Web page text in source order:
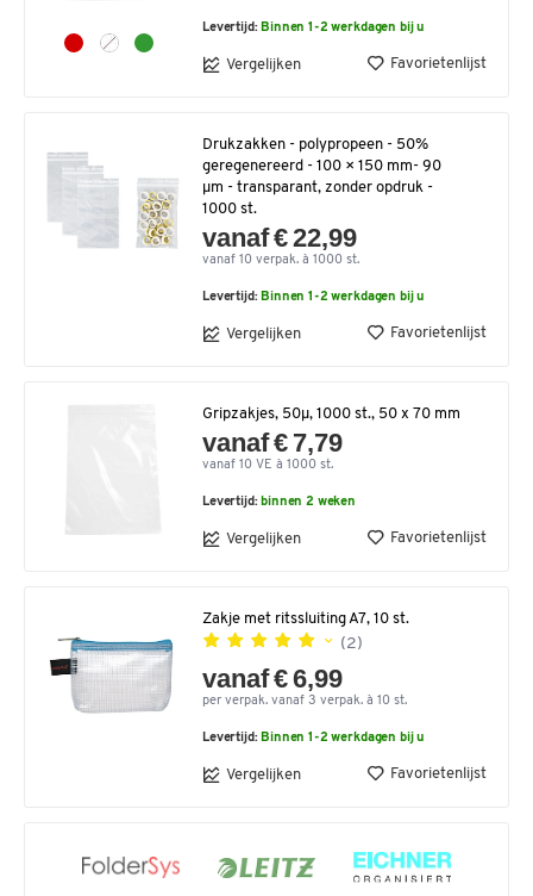
Levertijd: Binnen 1-2 werkdagen bij u
Vergelijken Favorietenlijst
Drukzakken - polypropeen - 50%
geregenereerd - 100 × 150 mm- 90
µm - transparant, zonder opdruk -
1000 st.
vanaf € 22,99
vanaf 10 verpak. à 1000 st.
Levertijd: Binnen 1-2 werkdagen bij u
Vergelijken Favorietenlijst
Gripzakjes, 50µ, 1000 st., 50 x 70 mm
vanaf € 7,79
vanaf 10 VE à 1000 st.
Levertijd: binnen 2 weken
Vergelijken Favorietenlijst
Zakje met ritssluiting A7, 10 st.
(2)
vanaf € 6,99
per verpak. vanaf 3 verpak. à 10 st.
Levertijd: Binnen 1-2 werkdagen bij u
Vergelijken Favorietenlijst